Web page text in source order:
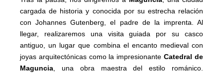
cargada de historia y conocida por su estrecha relación
con Johannes Gutenberg, el padre de la imprenta. Al
llegar, realizaremos una visita guiada por su casco
antiguo, un lugar que combina el encanto medieval con
joyas arquitectónicas como la impresionanteCatedral de
Maguncia, una obra maestra del estilo románico.